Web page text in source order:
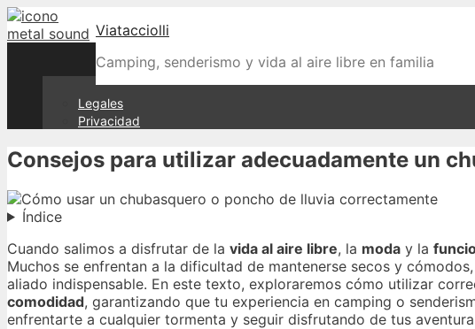
Skip
to
Viatacciolli
Camping, senderismo y vida al aire libre en familia
Legales
Privacidad
Consejos para utilizar adecuadamente un
Índice
Cuando salimos a disfrutar de la vida al aire libre, la moda y la
Muchos se enfrentan a la dificultad de mantenerse secos y
aliado indispensable. En este texto, exploraremos cómo utilizar
comodidad, garantizando que tu experiencia en camping o
enfrentarte a cualquier tormenta y seguir disfrutando de tus